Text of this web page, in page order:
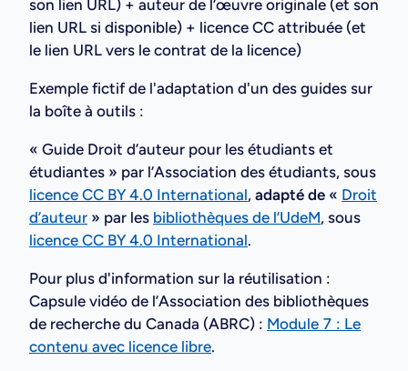
son lien URL) + auteur de l’œuvre originale (et son
lien URL si disponible) + licence CC attribuée (et
le lien URL vers le contrat de la licence)
Exemple fictif de l'adaptation d'un des guides sur
la boîte à outils :
« Guide Droit d’auteur pour les étudiants et
étudiantes » par l’Association des étudiants, sous
licence CC BY 4.0 International, adapté de « Droit
d’auteur » par les bibliothèques de l’UdeM, sous
licence CC BY 4.0 International.
Pour plus d'information sur la réutilisation :
Capsule vidéo de l’Association des bibliothèques
de recherche du Canada (ABRC) : Module 7 : Le
contenu avec licence libre.